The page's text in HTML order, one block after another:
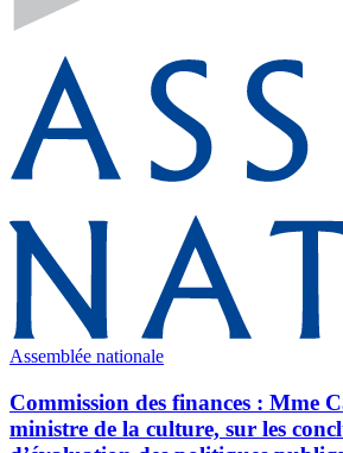
Assemblée nationale
Commission des finances : Mme
ministre de la culture, sur les